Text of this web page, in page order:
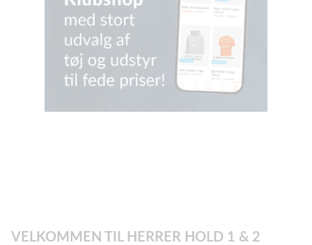
VELKOMMEN TIL HERRER HOLD 1 & 2